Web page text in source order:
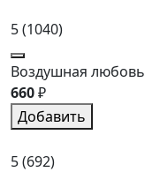
5(1040)
Воздушная любовь
660₽
Добавить
5(692)